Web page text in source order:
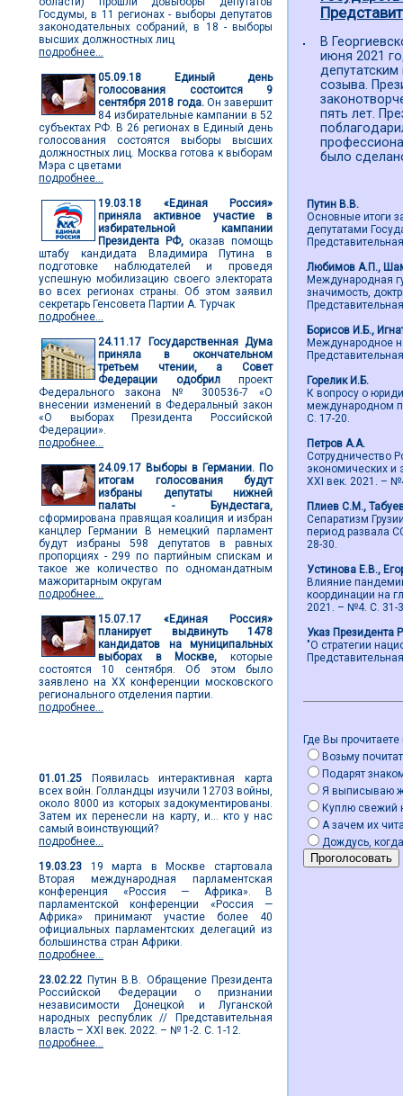
Госдумы, в 11 регионах - выборы депутатов
законодательных собраний, в 18 - выборы
высших должностных лиц
подробнее...
05.09.18
Единый день
голосования состоится 9
сентября 2018 года.Он завершит
84 избирательные кампании в 52
субъектах РФ. В 26 регионах в Единый день
голосования состоятся выборы высших
должностных лиц. Москва готова к выборам
Мэра с цветами
подробнее...
19.03.18
«Единая Россия»
приняла активное участие в
избирательной кампании
Президента РФ,оказав помощь
штабу кандидата Владимира Путина в
подготовке наблюдателей и проведя
успешную мобилизацию своего электората
во всех регионах страны. Об этом заявил
секретарь Генсовета Партии А. Турчак
подробнее...
24.11.17
Государственная Дума
приняла в окончательном
третьем чтении, а Совет
Федерации одобрил проект
Федерального закона № 300536-7 «О
внесении изменений в Федеральный закон
«О выборах Президента Российской
Федерации».
подробнее...
24.09.17 Выборы в Германии. По
итогам голосования будут
избраны депутаты нижней
палаты - Бундестага,
сформирована правящая коалиция и избран
канцлер Германии В немецкий парламент
будут избраны 598 депутатов в равных
пропорциях - 299 по партийным спискам и
такое же количество по одномандатным
мажоритарным округам
подробнее...
15.07.17
«Единая Россия»
планирует выдвинуть 1478
кандидатов на муниципальных
выборах в Москве, которые
состоятся 10 сентября. Об этом было
заявлено на ХХ конференции московского
регионального отделения партии.
подробнее...
01.01.25 Появилась интерактивная карта
всех войн. Голландцы изучили 12703 войны,
около 8000 из которых задокументированы.
Затем их перенесли на карту, и... кто у нас
самый воинствующий?
подробнее...
19.03.23 19 марта в Москве стартовала
Вторая международная парламентская
конференция «Россия — Африка». В
парламентской конференции «Россия —
Африка» принимают участие более 40
официальных парламентских делегаций из
большинства стран Африки.
подробнее...
23.02.22 Путин В.В. Обращение Президента
Российской Федерации о признании
независимости Донецкой и Луганской
народных республик // Представительная
власть – XXI век. 2022. – № 1-2. С. 1-12.
подробнее...
В
июня 2021
созыва.
пять лет.
было
Путин В.В.
Основные итоги
депутатами
Любимов А.П.,
Международная
значимость,
Борисов И.Б.,
Международное
Горелик И.Б.
К вопросу о
международном
С. 17-20.
Петров А.А.
Сотрудничество
экономических и
ХХI век. 2021. –
Плиев С.М.,
Сепаратизм
период развала
28-30.
Устинова Е.В.,
Влияние
координации на
2021. – №4. С. 31-
Указ Президента
"О стратегии
Где Вы прочитаете
Возьму
Подарят
Я выписываю
Куплю свежий
А зачем их
Дождусь,